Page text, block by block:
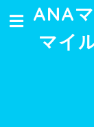
ANA
マイ